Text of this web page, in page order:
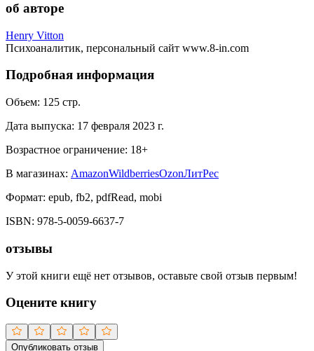
об авторе
Henry Vitton
Психоаналитик, персональный сайт www.8-in.com
Подробная информация
Объем: 125 стр.
Дата выпуска: 17 февраля 2023 г.
Возрастное ограничение: 18+
В магазинах: AmazonWildberriesOzonЛитРес
Формат: epub, fb2, pdfRead, mobi
ISBN: 978-5-0059-6637-7
отзывы
У этой книги ещё нет отзывов, оставьте свой отзыв первым!
Оцените книгу
Опубликовать отзыв